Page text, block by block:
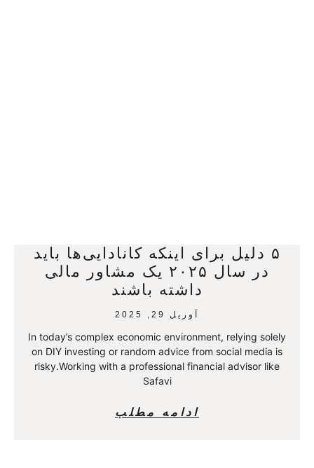
۵ دلیل برای اینکه کانادایی‌ها باید
در سال ۲۰۲۵ یک مشاور مالی
داشته باشند
آوریل 29, 2025
In today’s complex economic environment, relying solely
on DIY investing or random advice from social media is
risky.Working with a professional financial advisor like
Safavi
ادامه مطلب